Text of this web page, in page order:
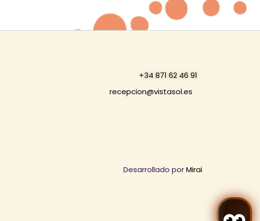
+34 871 62 46 91
recepcion@vistasol.es
Desarrollado porMirai